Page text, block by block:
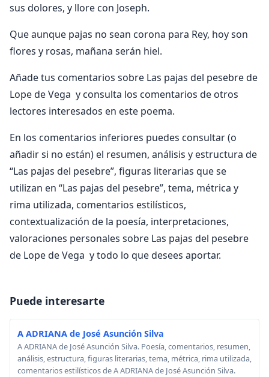
sus dolores, y llore con Joseph.
Que aunque pajas no sean corona para Rey, hoy son
flores y rosas, mañana serán hiel.
Añade tus comentarios sobre Las pajas del pesebre de
Lope de Vega y consulta los comentarios de otros
lectores interesados en este poema.
En los comentarios inferiores puedes consultar (o
añadir si no están) el resumen, análisis y estructura de
“Las pajas del pesebre”, figuras literarias que se
utilizan en “Las pajas del pesebre”, tema, métrica y
rima utilizada, comentarios estilísticos,
contextualización de la poesía, interpretaciones,
valoraciones personales sobre Las pajas del pesebre
de Lope de Vega y todo lo que desees aportar.
Puede interesarte
A ADRIANA de José Asunción Silva
A ADRIANA de José Asunción Silva. Poesía, comentarios, resumen,
análisis, estructura, figuras literarias, tema, métrica, rima utilizada,
comentarios estilísticos de A ADRIANA de José Asunción Silva.